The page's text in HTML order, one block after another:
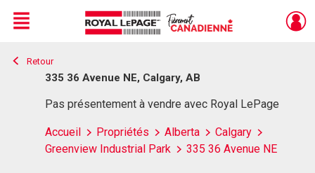
Live
En Direct
Menu
Retour
335 36 Avenue NE, Calgary, AB
Pas présentement à vendre avec Royal LePage
Accueil Propriétés Alberta
Calgary
Greenview Industrial Park
335 36 Avenue NE